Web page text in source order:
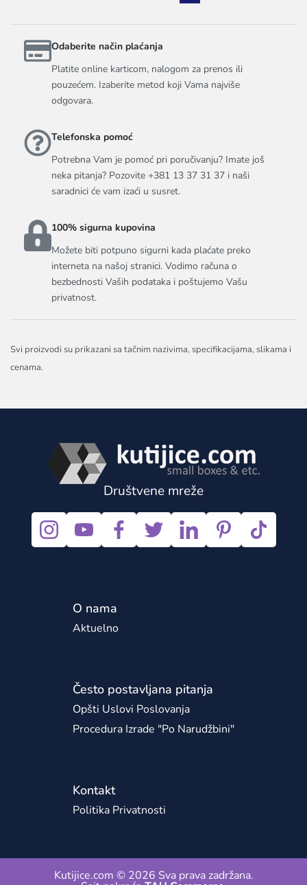
Odaberite način plaćanja
Platite online karticom, nalogom za prenos ili
pouzećem. Izaberite metod koji Vama najviše
odgovara.
Telefonska pomoć
Potrebna Vam je pomoć pri poručivanju? Imate još
neka pitanja? Pozovite +381 13 37 31 37 i naši
saradnici će vam izaći u susret.
100% sigurna kupovina
Možete biti potpuno sigurni kada plaćate preko
interneta na našoj stranici. Vodimo računa o
bezbednosti Vaših podataka i poštujemo Vašu
privatnost.
Svi proizvodi su prikazani sa tačnim nazivima, specifikacijama, slikama i
cenama.
Društvene mreže
O nama
Aktuelno
Često postavljana pitanja
Opšti Uslovi Poslovanja
Procedura Izrade "po Narudžbini"
Kontakt
Politika Privatnosti
Kutijice.com © 2026 Sva prava zadržana.